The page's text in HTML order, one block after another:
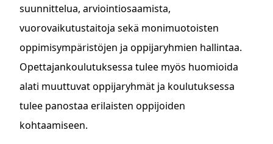
suunnittelua, arviointiosaamista,
vuorovaikutustaitoja sekä monimuotoisten
oppimisympäristöjen ja oppijaryhmien hallintaa.
Opettajankoulutuksessa tulee myös huomioida
alati muuttuvat oppijaryhmät ja koulutuksessa
tulee panostaa erilaisten oppijoiden
kohtaamiseen.